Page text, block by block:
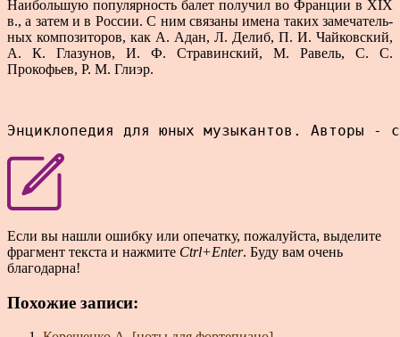
Наибольшую популярность балет получил во Франции в XIX
в., а затем и в России. С ним связаны имена таких замечатель­
ных композиторов, как А. Адан, Л. Делиб, П. И. Чайковский,
А. К. Глазунов, И. Ф. Стравин­ский, М. Равель, С. С.
Прокофьев, Р. М. Глиэр.
Энциклопедия для юных музыкантов.
Если вы нашли ошибку или опечатку, пожалуйста, выделите
фрагмент текста и нажмите Ctrl+Enter. Буду вам очень
благодарна!
Похожие записи: